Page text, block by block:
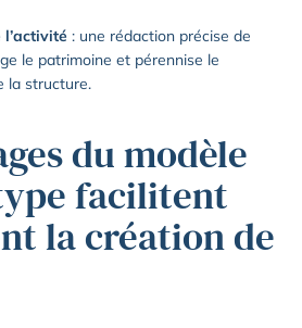
l’activité : une rédaction précise de
le patrimoine et pérennise le
la structure.
du modèle
facilitent
la création de